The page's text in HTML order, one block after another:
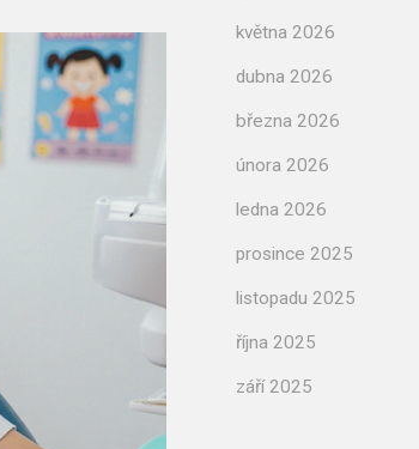
května 2026
dubna 2026
března 2026
února 2026
ledna 2026
prosince 2025
listopadu 2025
října 2025
září 2025